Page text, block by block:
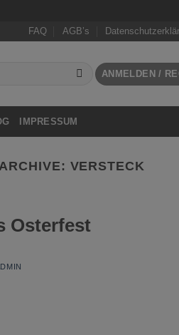
FAQ AGB’s
ANMELDEN /
IMPRESSUM
VERSTECK
Osterfest